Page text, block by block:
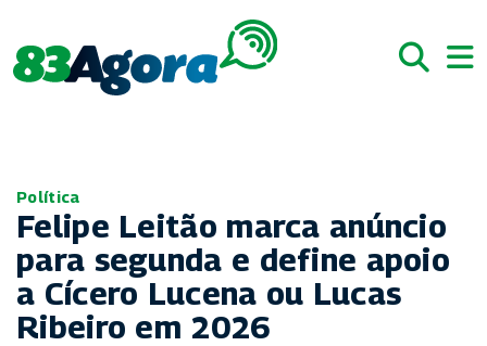
Política
Felipe Leitão marca anúncio
para segunda e define apoio
a Cícero Lucena ou Lucas
Ribeiro em 2026